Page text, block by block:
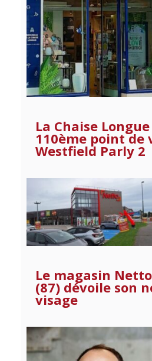
La Chaise
110ème point de
Westfield Parly 2
Le magasin
(87) dévoile son
visage